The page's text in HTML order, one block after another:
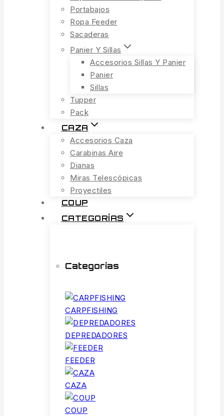
Portabajos
Ropa Feeder
Sacaderas
Panier Y Sillas
Accesorios Sillas Y Panier
Panier
Sillas
Tupper
Pack
CAZA
Accesorios Caza
Carabinas Aire
Dianas
Miras Telescópicas
Proyectiles
COUP
CATEGORÍAS
Categorías
CARPFISHING
DEPREDADORES
FEEDER
CAZA
COUP